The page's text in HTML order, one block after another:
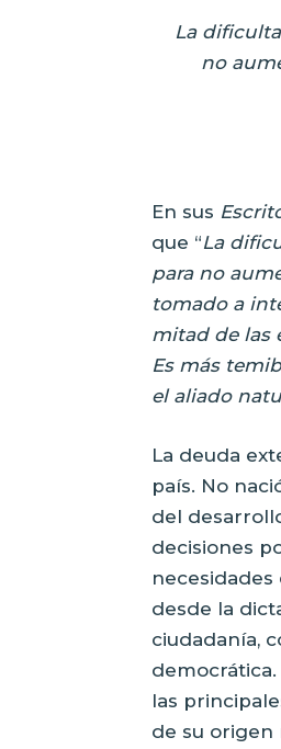
La
no
En sus
que “La
para no
tomado a
mitad de las
Es más
el aliado
La deuda
país. No
del
decisiones
desde la
ciudadanía,
las
de su origen